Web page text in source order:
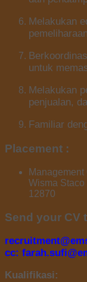
Melakukan
untuk
Melakukan
penjualan,
Familiar
Placement :
Management
Wisma Staco
12870
Send your CV
cc:
Kualifikasi: